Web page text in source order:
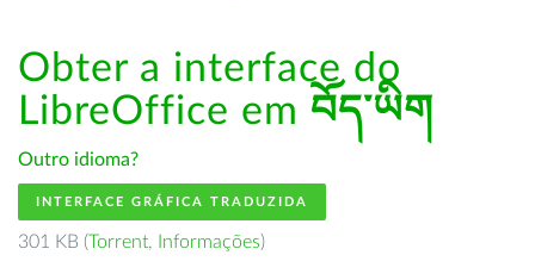
Obter a interface do
LibreOffice em བོད་ཡིག
Outro idioma?
INTERFACE GRÁFICA TRADUZIDA
301 KB (Torrent, Informações)